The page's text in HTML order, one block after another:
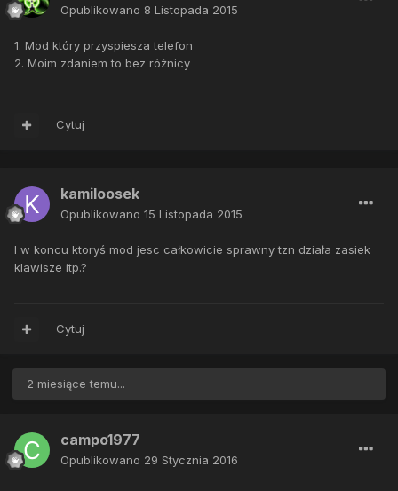
Opublikowano 8 Listopada 2015
1. Mod który przyspiesza telefon
2. Moim zdaniem to bez różnicy
Cytuj
kamiloosek
Opublikowano 15 Listopada 2015
I w koncu ktoryś mod jesc całkowicie sprawny tzn działa zasiek
klawisze itp.?
Cytuj
2 miesiące temu...
campo1977
Opublikowano 29 Stycznia 2016